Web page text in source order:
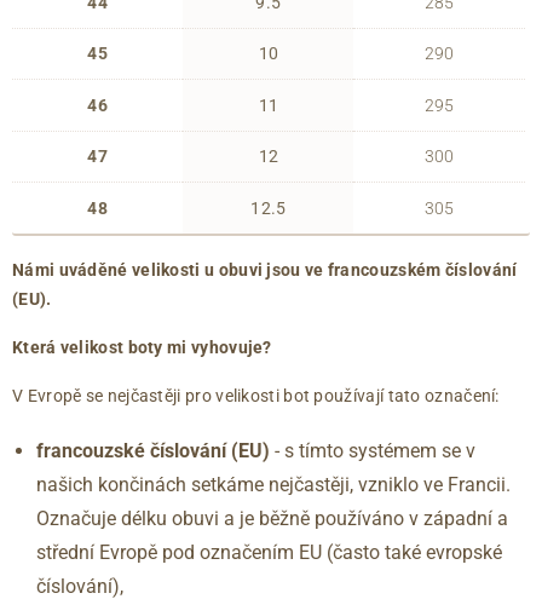
45
46
47
48
10
11
12
12.5
290
295
300
305
Námi uváděné velikosti u obuvi jsou ve francouzském číslování
(EU).
Která velikost boty mi vyhovuje?
V Evropě se nejčastěji pro velikosti bot používají tato označení:
francouzské číslování (EU) - s tímto systémem se v
našich končinách setkáme nejčastěji, vzniklo ve Francii.
Označuje délku obuvi a je běžně používáno v západní a
střední Evropě pod označením EU (často také evropské
číslování),